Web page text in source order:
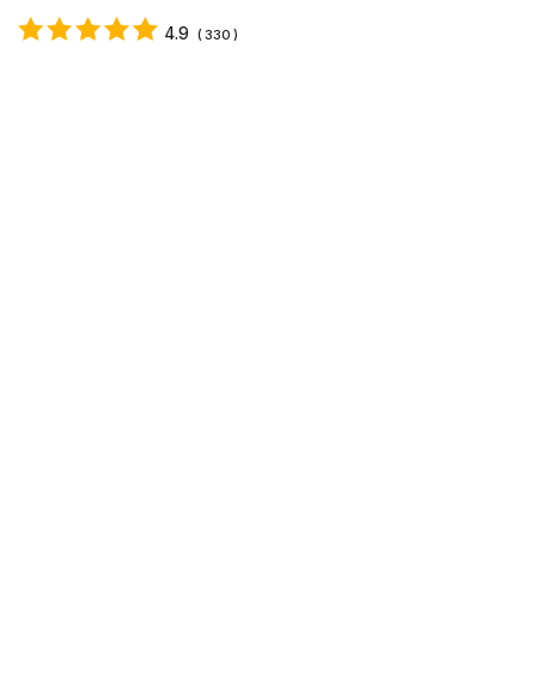
4.9 (330 )